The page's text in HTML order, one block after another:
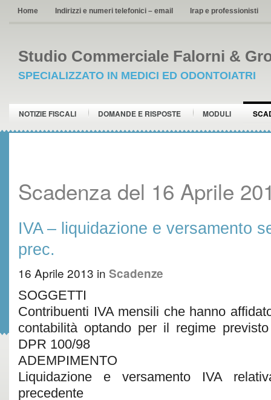
Home Indirizzi e numeri telefonici – email Irap e professionisti
Studio Commerciale Falorni &
SPECIALIZZATO IN MEDICI ED ODONTOIATRI
NOTIZIE FISCALI DOMANDE E RISPOSTE MODULI
Scadenza del 16 Aprile
IVA – liquidazione e versamento
prec.
16 Aprile 2013 in Scadenze
SOGGETTI
Contribuenti IVA mensili che hanno
contabilità optando per il regime
DPR 100/98
ADEMPIMENTO
Liquidazione e versamento IVA
precedente